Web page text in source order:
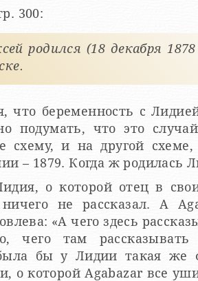
300:
родился (18 декабря
что беременность с
подумать, что это
схему, и на другой
– 1879. Когда ж родилась
о которой отец в
не рассказал. А
«А чего здесь
чего там
бы у Лидии такая же
о которой Agabazar все